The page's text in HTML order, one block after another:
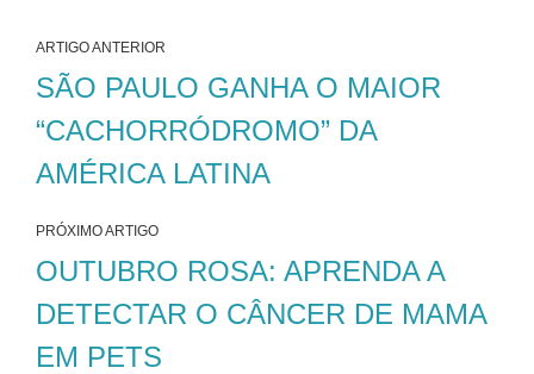
ARTIGO ANTERIOR
SÃO PAULO GANHA O MAIOR
“CACHORRÓDROMO” DA
AMÉRICA LATINA
PRÓXIMO ARTIGO
OUTUBRO ROSA: APRENDA A
DETECTAR O CÂNCER DE MAMA
EM PETS